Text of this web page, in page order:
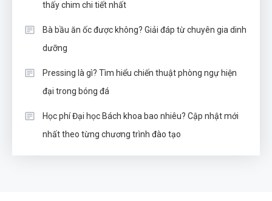
thấy chim chi tiết nhất
Bà bầu ăn ốc được không? Giải đáp từ chuyên gia dinh
dưỡng
Pressing là gì? Tìm hiểu chiến thuật phòng ngự hiện
đại trong bóng đá
Học phí Đại học Bách khoa bao nhiêu? Cập nhật mới
nhất theo từng chương trình đào tạo